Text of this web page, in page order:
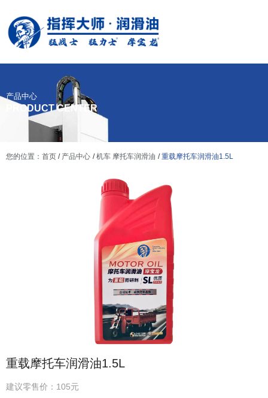
产品中心
PRODUCT CENTER
您的位置：首页 / 产品中心 /机车 摩托车润滑油 /重载摩托车润滑油1.5L
重载摩托车润滑油1.5L
建议零售价：105元